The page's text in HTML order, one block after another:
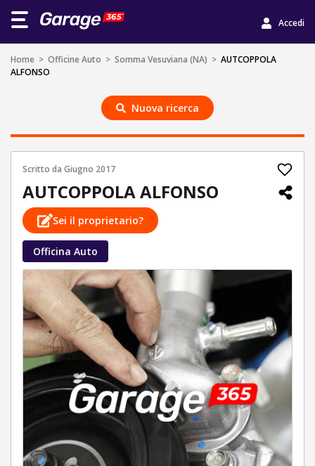
Accedi
Home > Officine Auto > Somma Vesuviana (NA) > AUTCOPPOLA
ALFONSO
Nuova ricerca
Scritto da Giugno 2017
AUTCOPPOLA ALFONSO
Sei il proprietario?
Officina Auto